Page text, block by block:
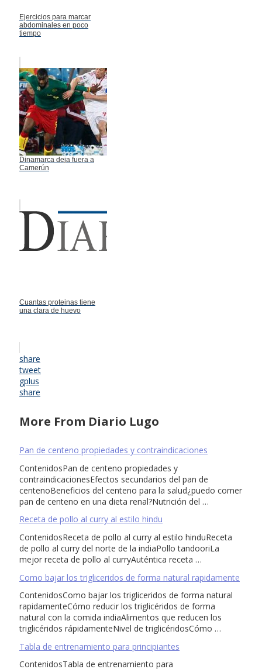
Ejercicios para marcar
abdominales en poco
tiempo
Dinamarca deja fuera a
Camerún
Cuantas proteinas tiene
una clara de huevo
share
tweet
gplus
share
More From Diario Lugo
Pan de centeno propiedades y contraindicaciones
ContenidosPan de centeno propiedades y
contraindicacionesEfectos secundarios del pan de
centenoBeneficios del centeno para la salud¿puedo comer
pan de centeno en una dieta renal?Nutrición del …
Receta de pollo al curry al estilo hindu
ContenidosReceta de pollo al curry al estilo hinduReceta
de pollo al curry del norte de la indiaPollo tandooriLa
mejor receta de pollo al curryAuténtica receta …
Como bajar los trigliceridos de forma natural rapidamente
ContenidosComo bajar los trigliceridos de forma natural
rapidamenteCómo reducir los triglicéridos de forma
natural con la comida indiaAlimentos que reducen los
triglicéridos rápidamenteNivel de triglicéridosCómo …
Tabla de entrenamiento para principiantes
ContenidosTabla de entrenamiento para